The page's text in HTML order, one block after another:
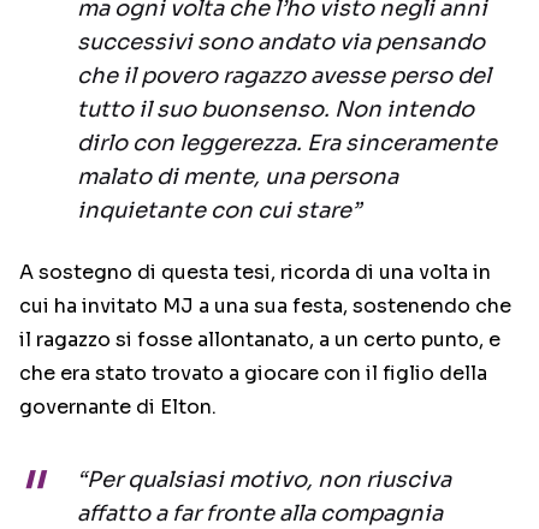
ma ogni volta che l’ho visto negli anni
successivi sono andato via pensando
che il povero ragazzo avesse perso del
tutto il suo buonsenso. Non intendo
dirlo con leggerezza. Era sinceramente
malato di mente, una persona
inquietante con cui stare”
A sostegno di questa tesi, ricorda di una volta in
cui ha invitato MJ a una sua festa, sostenendo che
il ragazzo si fosse allontanato, a un certo punto, e
che era stato trovato a giocare con il figlio della
governante di Elton.
“Per qualsiasi motivo, non riusciva
affatto a far fronte alla compagnia